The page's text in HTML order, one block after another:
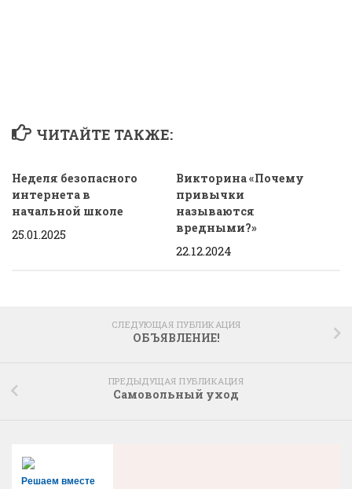
ЧИТАЙТЕ ТАКЖЕ:
Неделя безопасного
интернета в
начальной школе
25.01.2025
Викторина «Почему
привычки
называются
вредными?»
22.12.2024
СЛЕДУЮЩАЯ ПУБЛИКАЦИЯ
ОБЪЯВЛЕНИЕ!
ПРЕДЫДУЩАЯ ПУБЛИКАЦИЯ
Cамовольный уход
Решаем вместе